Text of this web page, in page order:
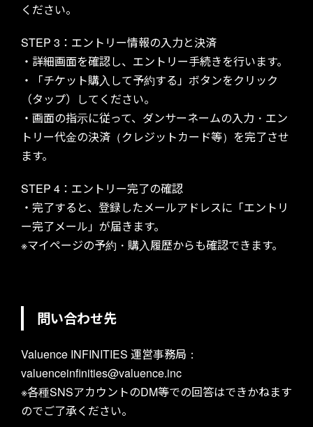
ください。
STEP 3：エントリー情報の入力と決済
・詳細画面を確認し、エントリー手続きを行います。
・「チケット購入して予約する」ボタンをクリック
（タップ）してください。
・画面の指示に従って、ダンサーネームの入力・エン
トリー代金の決済（クレジットカード等）を完了させ
ます。
STEP 4：エントリー完了の確認
・完了すると、登録したメールアドレスに「エントリ
ー完了メール」が届きます。
※マイページの予約・購入履歴からも確認できます。
問い合わせ先
Valuence INFINITIES 運営事務局：
valuenceinfinities@valuence.inc
※各種SNSアカウントのDM等での回答はできかねます
のでご了承ください。